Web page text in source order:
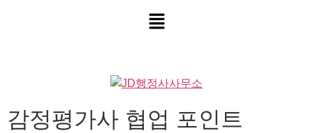
감정평가사 협업 포인트